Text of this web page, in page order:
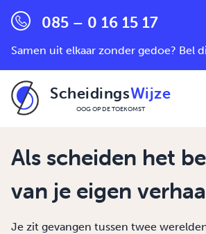
085 – 0 16 15 17
Samen uit elkaar zonder gedoe? Bel
ScheidingsWijze
OOG OP DE TOEKOMST
Als scheiden het
van je eigen
Je zit gevangen tussen twee